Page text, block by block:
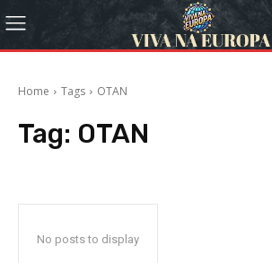
Home Tags OTAN
Tag: OTAN
No posts to display